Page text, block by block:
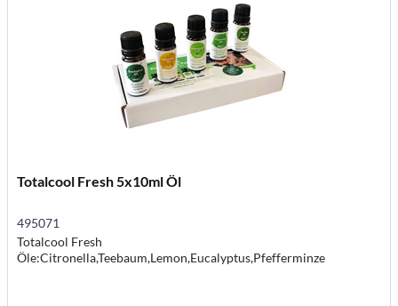
Totalcool Fresh 5x10ml Öl
495071
Totalcool Fresh
Öle:Citronella,Teebaum,Lemon,Eucalyptus,Pfefferminze